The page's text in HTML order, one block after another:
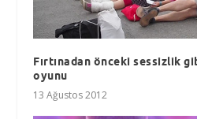
Fırtınadan önceki sessizlik
oyunu
13 Ağustos 2012